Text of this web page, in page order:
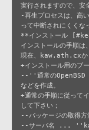
実行されますので、安
-再生プロセスは、高
って中断されにくくな
**インストール
インストールの手順は
現在、kaw.ath.cxから
+インストール用のブ
--''通常のOpenBSD
などを作成。
+通常の手順に従って
して下さい；
--パッケージの
--サーバ名 ...